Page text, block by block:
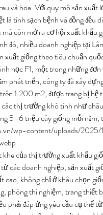
và hoa. Với quy mô sản
là tính sạch bệnh và đồng đều
còn mở ra cơ hội xuất khẩu
đó, nhiều doanh nghiệp tại
xuất giống theo tiêu chuẩn
học F1, một trong những
phát triển, công ty đã xây
1.200 m2, được trang bị hệ
thị trường khó tính như
5–6 triệu cây giống mỗi
wp-content/uploads/
khe của thị trường xuất khẩu
các doanh nghiệp, sản xuất
cao, không chỉ ở khâu chọn
phòng thí nghiệm, trang thiết
phải đáp ứng yêu cầu cụ thể